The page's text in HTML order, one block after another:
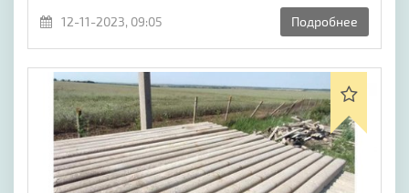
12-11-2023, 09:05 Подробнее